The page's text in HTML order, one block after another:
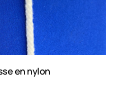
en nylon